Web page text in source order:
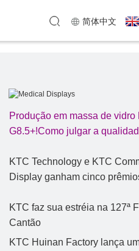
简体中文
Exibições
Produção em massa de vidro
G8.5+!Como julgar a
KTC Technology e KTC
Display ganham cinco
KTC faz sua estréia na 127ª
Cantão
KTC Huinan Factory lança